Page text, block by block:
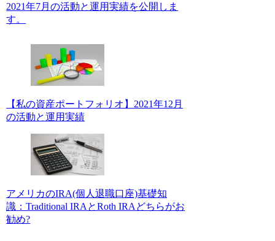
2021年7月の活動と運用実績を公開しま
す。
【私の資産ポートフォリオ】2021年12月
の活動と運用実績
アメリカのIRA(個人退職口座)基礎知
識：Traditional IRAとRoth IRAどちらがお
勧め?